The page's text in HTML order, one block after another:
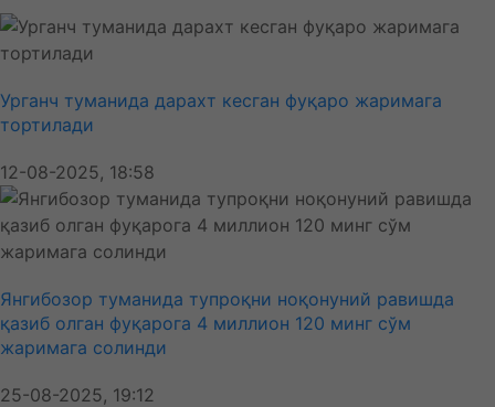
Урганч туманида дарахт кесган фуқаро жаримага
тортилади
12-08-2025, 18:58
Янгибозор туманида тупроқни ноқонуний равишда
қазиб олган фуқарога 4 миллион 120 минг сўм
жаримага солинди
25-08-2025, 19:12